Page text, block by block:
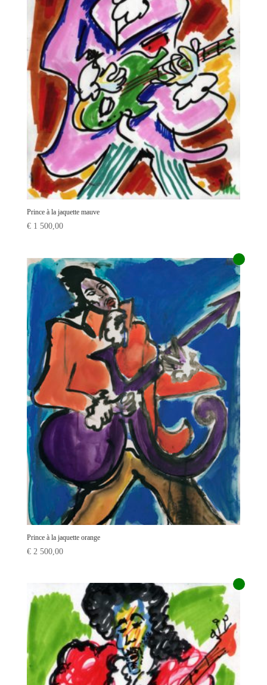
Prince à la jaquette mauve
€1 500,00
Prince à la jaquette orange
€2 500,00